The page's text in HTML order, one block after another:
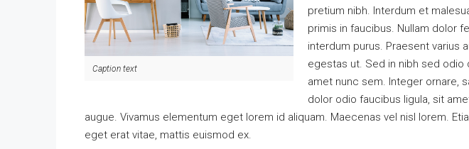
Caption text
pretium nibh. Interdum et
primis in faucibus. Nullam dolor
interdum purus. Praesent varius
egestas ut. Sed in nibh sed odio
amet nunc sem. Integer ornare,
dolor odio faucibus ligula, sit
augue. Vivamus elementum eget lorem id aliquam. Maecenas vel nisl lorem.
eget erat vitae, mattis euismod ex.